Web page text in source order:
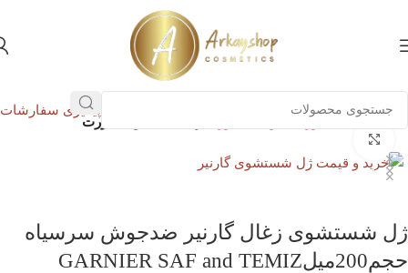
پیگیری سفارشات
پوست صورت ژل شستشوی صورت
ناموجود
ژل شستشوی زغال گارنیر ضدجوش سرسیاه
حجم200میلGARNIER SAF and TEMIZ